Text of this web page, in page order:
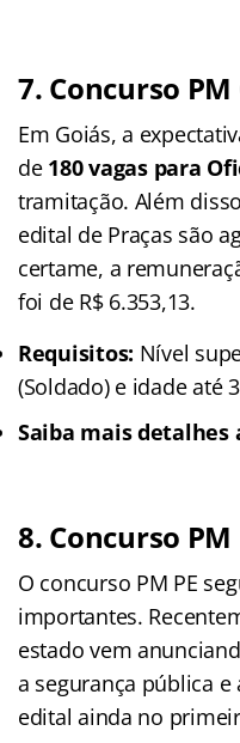
7. Concurso PM
Em Goiás, a
de 180 vagas para
tramitação. Além
edital de Praças são
certame, a
foi de R$ 6.353,13.
Requisitos: Nível
(Soldado) e idade até
Saiba mais detalhes
8. Concurso
O concurso PM PE
importantes.
estado vem
a segurança pública
edital ainda no